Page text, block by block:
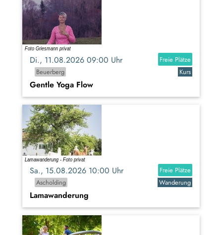
Di., 11.08.2026 09:00 Uhr
Freie Plätze
Beuerberg
Kurs
Gentle Yoga Flow
Sa., 15.08.2026 10:00 Uhr
Freie Plätze
Ascholding
Wanderung
Lamawanderung